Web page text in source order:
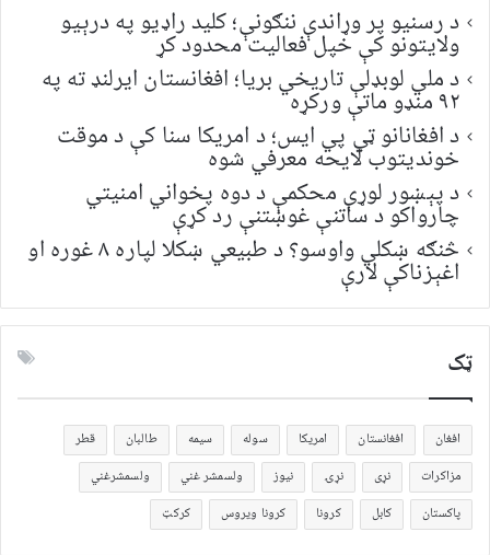
د رسنیو پر وړاندې ننګونې؛ کلید راډیو په درېیو
ولایتونو کې خپل فعالیت محدود کړ
د ملي لوبډلې تاریخي بریا؛ افغانستان ایرلنډ ته په
۹۲ منډو ماتې ورکړه
د افغانانو ټي پي ایس؛ د امریکا سنا کې د موقت
خونديتوب لایحه معرفي شوه
د پېښور لوړې محکمې د دوه پخواني امنیتي
چارواکو د ساتنې غوښتنې رد کړې
څنګه ښکلي واوسو؟ د طبیعي ښکلا لپاره ۸ غوره او
اغېزناکې لارې
ټک
افغان افغانستان امریکا سوله سیمه طالبان
قطر
مزاکرات
نړی نړۍ نیوز ولسمشر غني
ولسمشرغني
پاکستان
کابل کرونا کرونا ویروس کرکټ